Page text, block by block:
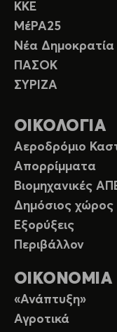
ΚΚΕ
ΜέΡΑ25
Νέα Δημοκρατία
ΠΑΣΟΚ
ΣΥΡΙΖΑ
ΟΙΚΟΛΟΓΙΑ
Αεροδρόμιο
Απορρίμματα
Βιομηχανικές
Δημόσιος χώρος
Εξορύξεις
Περιβάλλον
ΟΙΚΟΝΟΜΙΑ
«Ανάπτυξη»
Αγροτικά